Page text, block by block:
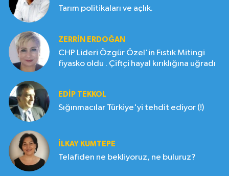
Tarım politikaları ve açlık.
ZERRIN ERDOĞAN
CHP Lideri Özgür Özel'in Fıstık Mitingi
fiyasko oldu . Çiftçi hayal kırıklığına uğradı
EDIP TEKKOL
Sığınmacılar Türkiye'yi tehdit ediyor (!)
İLKAY KUMTEPE
Telafiden ne bekliyoruz, ne buluruz?